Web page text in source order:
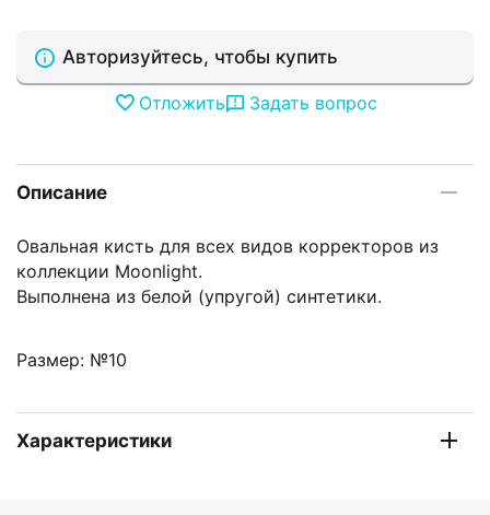
Авторизуйтесь, чтобы купить
Отложить Задать вопрос
Описание
Овальная кисть для всех видов корректоров из
коллекции Moonlight.
Выполнена из белой (упругой) синтетики.
Размер: №10
Характеристики